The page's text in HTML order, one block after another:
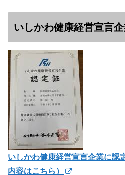
いしかわ健康経営宣言企
いしかわ健康経営宣言企業に認
内容はこちら）